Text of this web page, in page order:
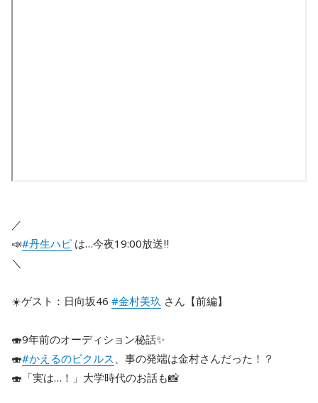
／
📣#丹生ハピ は…今夜19:00放送‼
＼
☀️ゲスト：日向坂46 #金村美玖 さん【前編】
🍣9年前のオーディション秘話✨
🍣#かえるのピクルス 、事の発端は金村さんだった！？
🍣「実は…！」大学時代のお話も📸